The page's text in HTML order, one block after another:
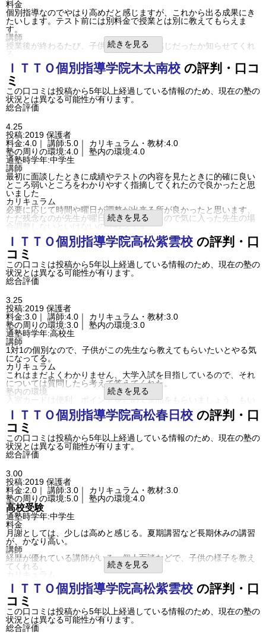
目的の達成度
成績/偏差値変化STAY
成績/偏差値推移入塾時:上位→入塾後:上位
塾の雰囲気
自由 平均 厳しい
口コミ投稿者ID:2264367
不適切な口コミを報告する
高松紫雲校の教室情報を見る
料金
個別指導なのでやはり高めだと感じますが、これから出る成果にき
たいします。テスト前には別料金で授業とは別に教えてもらえま
す。
講師
授業後が終わるたび、子供がどのような感じだったか知らせてくれ
る
カリキュラム
学校より先先進めていって、テスト前に復習するやり方なのでテス
トも期待できそうかなと感じた。
塾の周りの環境
通いやすい立地にあって良いが、授業の始まりの時間が遅いので送
迎しています。
塾内の環境
ョンで区切られているので集中してできるようになっています。
良いところや要望
良い結果が出るよう期待しています。それがプロだと思うから。子
供の様子をメールで知らせてくれるのでそれを子供に伝えて、自覚
するようにしています。
利用内容
通っていた学校 公立中学校
通塾の目的
高校受験
成績/偏差値変化
成績/偏差値推移
入塾時: 平均 → 入塾後:
平均
塾の雰囲気
自由 平均
厳しい
口コミ投稿者ID:2249071
不適切な口コミを報告する
高松紫雲校の教室情報を見る
続きを見る
ＩＴＴＯ個別指導学院木太南校 の評判・口コ
ミ
この口コミは投稿から5年以上経過している情報のため、現在の塾の
状況とは異なる可能性が有ります。
総合評価
4.25
投稿:2019 保護者
料金:4.0｜ 講師:5.0｜ カリキュラム・教材:4.0
塾の周りの環境:4.0｜ 塾内の環境:4.0
通塾時学年:中学生
講師
最初に面談したときに成績やテストの内容を見たときに的確に良い
ところ弱いところをわかりやすく指摘してくれたので良かったと思
いました
カリキュラム
必要に応じて時間や曜日が調整が出来る所が良かったと思います、
ただ残念なのが先生が曜日によって変わるので気に入った先生の場
合調整しないといけないのが残念です。
塾内の環境
普段勉強するスペースと自習室が完全に分かれていて他からの雑音
が入ってこないのはいい環境だと思いました
その他気づいたこと、感じたこと
まだ塾に通って何日しかたってないですが本人も家から通いやすい
のと勉強がわかりやすいので大変満足しています。
口コミ投稿者ID:2226391
木太南校の教室情報を見る
続きを見る
ＩＴＴＯ個別指導学院高松紫雲校 の評判・口
コミ
この口コミは投稿から5年以上経過している情報のため、現在の塾の
状況とは異なる可能性が有ります。
総合評価
3.25
投稿:2019 保護者
料金:3.0｜ 講師:4.0｜ カリキュラム・教材:3.0
塾の周りの環境:3.0｜ 塾内の環境:3.0
通塾時学年:高校生
講師
1対1の個別なので、子供がこの先生なら教えてもらいたいとやる気
になってる。
カリキュラム
これはまだよくわかりません、大学入試を目指しているので、それ
については質問したら考えて答えてくれた。
塾内の環境
入室カードは便利。ポイントをためて景品をもらいましょう。もい
いとおもう。
その他気づいたこと、感じたこと
個別塾は大学生が教えてる教室が多いと思いますが、担当の先生が
学生ではなかったので良かった。
施設長や先生がまず、話を聞いてくれる姿勢が感じ良かった。
口コミ投稿者ID:2210151
不適切な口コミを報告する
続きを見る
ＩＴＴＯ個別指導学院高松春日校 の評判・口
コミ
この口コミは投稿から5年以上経過している情報のため、現在の塾の
状況とは異なる可能性が有ります。
総合評価
3.00
投稿:2019 保護者
料金:2.0｜ 講師:3.0｜ カリキュラム・教材:3.0
塾の周りの環境:5.0｜ 塾内の環境:4.0
高校受験
通塾時学年:中学生
料金
月謝としては、少しは高めと感じる。夏期講習など長期休みの講習
が、かなり高い。
講師
経歴が優れている講師がいる。個人面談などで、子供の様子を教え
てくれる。
カリキュラム
学校の授業にあった教材や、子供のペースに合わせたカリキュラム
で、よかった
塾の周りの環境
家からも近く、長時間になったときも、すぐ近くににコンビニや、
スーパーがあるから、買いに行きやすい
塾内の環境
自習室を常にあけてくれていて、いつでも、勉強できる環境にあ
続きを見る
ＩＴＴＯ個別指導学院高松紫雲校 の評判・口
コミ
この口コミは投稿から5年以上経過している情報のため、現在の塾の
状況とは異なる可能性が有ります。
総合評価